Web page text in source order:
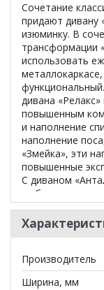
Сочетание
придают дивану
изюминку. В
трансформации
использовать
дивана
повышенным
и наполнение
наполнение
«Змейка», эти
повышенные
С диваном
любые желания
диван
комната или
собрать
оттоманкой,
креслом или
Производитель
Ширина, мм